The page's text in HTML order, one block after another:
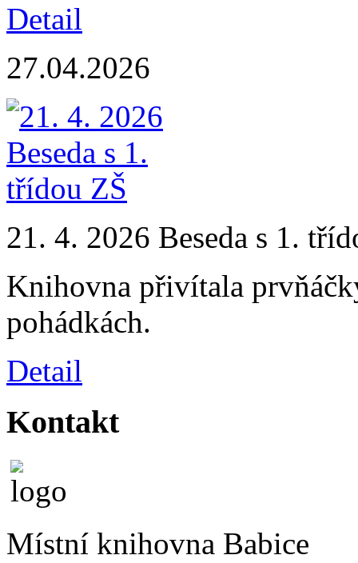
Detail
27.04.2026
21. 4. 2026 Beseda s 1.
Knihovna přivítala
pohádkách.
Detail
Kontakt
Místní knihovna Babice